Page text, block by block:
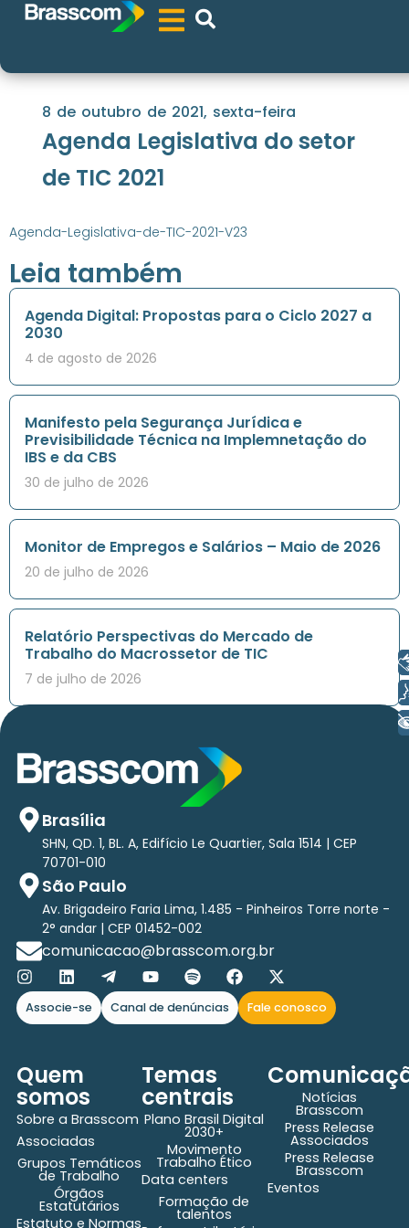
8 de outubro de 2021, sexta-feira
Agenda Legislativa do setor
de TIC 2021
Agenda-Legislativa-de-TIC-2021-V23
Leia também
Agenda Digital: Propostas para o Ciclo 2027 a
2030
4 de agosto de 2026
Manifesto pela Segurança Jurídica e
Previsibilidade Técnica na Implemnetação do
IBS e da CBS
30 de julho de 2026
Monitor de Empregos e Salários – Maio de 2026
20 de julho de 2026
Relatório Perspectivas do Mercado de
Trabalho do Macrossetor de TIC
7 de julho de 2026
Brasília
SHN, QD. 1, BL. A, Edifício Le Quartier, Sala 1514 | CEP
70701-010
São Paulo
Av. Brigadeiro Faria Lima, 1.485 - Pinheiros Torre norte -
2° andar | CEP 01452-002
comunicacao@brasscom.org.br
Associe-se Canal de denúncias Fale conosco
Quem
somos
Sobre a Brasscom
Associadas
Grupos Temáticos
de Trabalho
Órgãos
Estatutários
Estatuto e Normas
Temas
centrais
Plano Brasil Digital
2030+
Movimento
Trabalho Ético
Data centers
Formação de
talentos
Notícias
Brasscom
Press Release
Associados
Press Release
Brasscom
Eventos